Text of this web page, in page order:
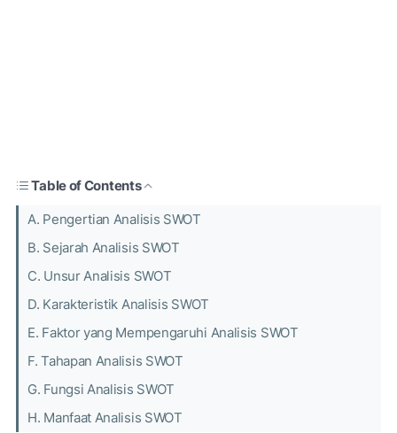
Table of Contents
A. Pengertian Analisis SWOT
B. Sejarah Analisis SWOT
C. Unsur Analisis SWOT
D. Karakteristik Analisis SWOT
E. Faktor yang Mempengaruhi Analisis SWOT
F. Tahapan Analisis SWOT
G. Fungsi Analisis SWOT
H. Manfaat Analisis SWOT